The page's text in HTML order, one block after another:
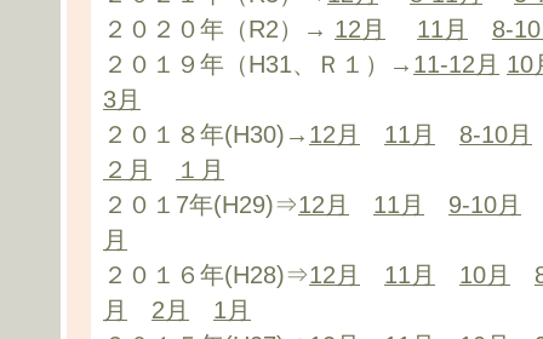
２０２０年（R2）→ 12月 11月
8-
２０１９年（H31、Ｒ１）→ 11-12月 10
3月
２０１８年(H30)→ 12月 11月
8-10月
２月
１月
２０１7年(H29)⇒12月 11月
9-10月
月
２０１６年(H28)⇒12月 11月 10月
月
2月
1月